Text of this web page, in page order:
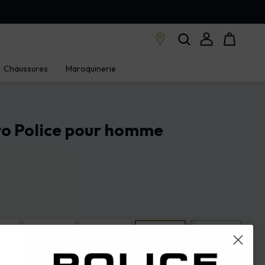
Chaussures Maroquinerie
Police pour homme